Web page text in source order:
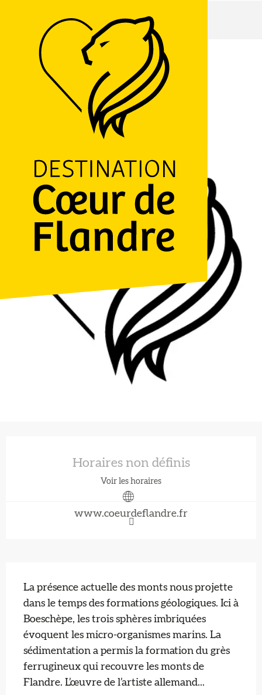
LOGO
Aire ludique Le labyrinthe 3D
Aire ludique Le labyrinthe 3D
MUSÉES ET LIEUX DE VISITES
Chemin des Loups, 59299 Boeschepe
Ajouter aux favoris
Horaires non définis
Voir les horaires
www.coeurdeflandre.fr
La présence actuelle des monts nous projette
dans le temps des formations géologiques. Ici à
Boeschèpe, les trois sphères imbriquées
évoquent les micro-organismes marins. La
sédimentation a permis la formation du grès
ferrugineux qui recouvre les monts de
Flandre. L’œuvre de l’artiste allemand...